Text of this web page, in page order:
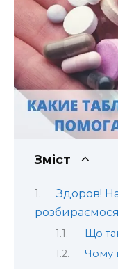
Зміст
Здоров!
Що
Чому